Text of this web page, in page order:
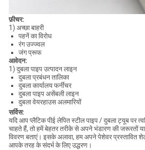
फ़ीचर:
1) अच्छा बाहरी
पहनें का विरोध
रंग उज्ज्वल
जंग प्रूफ
आवेदन:
1) दुबला पाइप उत्पादन लाइन
दुबला प्रबंधन तालिका
दुबला कार्यालय फर्नीचर
दुबला पाइप असेंबली लाइन
दुबला वेयरहाउस अलमारियों
सर्विस:
यदि आप प्लैटिक पीई लेपित स्टील पाइप / दुबला ट्यूब पर
चाहते हैं, तो हमें बेहतर तरीके से अपने भंडारण की जरूरतों
विवरण बताएं। इसके अलावा, हम अपने पेशेवर प्रस्तावित
आपके तरह के संदर्भ के लिए उद्धरण।